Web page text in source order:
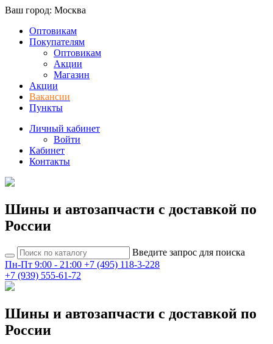
Ваш город: Москва
Оптовикам
Покупателям
Оптовикам
Акции
Магазин
Акции
Вакансии
Пункты
Личный кабинет
Войти
Кабинет
Контакты
Шины и автозапчасти с доставкой по
России
Введите запрос для поиска
Пн-Пт 9:00 - 21:00 +7 (495) 118-3-228
+7 (939) 555-61-72
Шины и автозапчасти с доставкой по
России